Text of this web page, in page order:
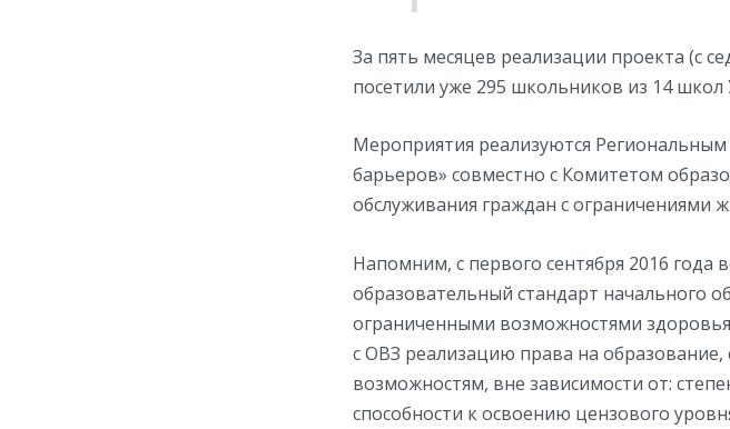
За пять месяцев реализации проекта (с
посетили уже 295 школьников из 14 школ
Мероприятия реализуются
барьеров» совместно с Комитетом
обслуживания граждан с ограничениями
Напомним, с первого сентября 2016 года
образовательный стандарт начального
ограниченными возможностями
с ОВЗ реализацию права на
возможностям, вне зависимости от:
способности к освоению цензового